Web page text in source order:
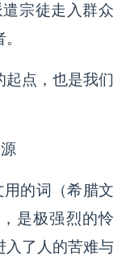
遣宗徒走入群众
起点，也是我们
用的词（希腊文
是极强烈的怜
入了人的苦难与